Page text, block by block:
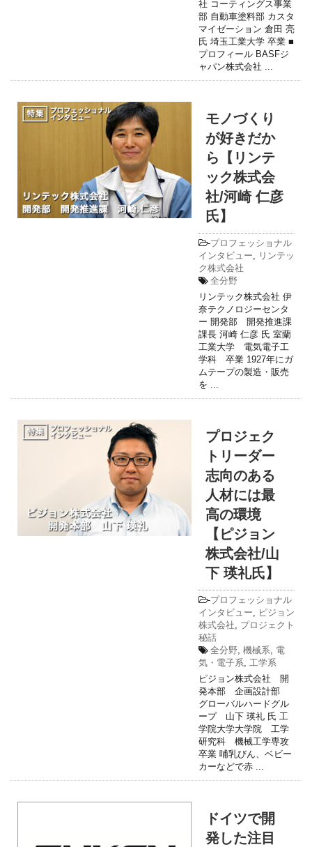
社 コーティングス事業
部 自動車塗料部 カスタ
マイゼーション 倉田 亮
氏 埼玉工業大学 卒業 ■
プロフィール BASFジ
ャパン株式会社 ...
モノづくり
が好きだか
ら【リンテ
ック株式会
社/河崎 仁彦
氏】
-プロフェッショナル
インタビュー, リンテッ
ク株式会社
全分野
リンテック株式会社 伊
奈テクノロジーセンタ
ー 開発部 開発推進課
課長 河崎 仁彦 氏 室蘭
工業大学 電気電子工
学科 卒業 1927年にガ
ムテープの製造・販売
を ...
プロジェク
トリーダー
志向のある
人材には最
高の環境
【ピジョン
株式会社/山
下 瑛礼氏】
-プロフェッショナル
インタビュー, ピジョン
株式会社, プロジェクト
秘話
全分野, 機械系, 電
気・電子系, 工学系
ピジョン株式会社 開
発本部 企画設計部
グローバルハードグル
ープ 山下 瑛礼 氏 工
学院大学大学院 工学
研究科 機械工学専攻
卒業 哺乳びん、ベビー
カーなどで赤 ...
ドイツで開
発した注目